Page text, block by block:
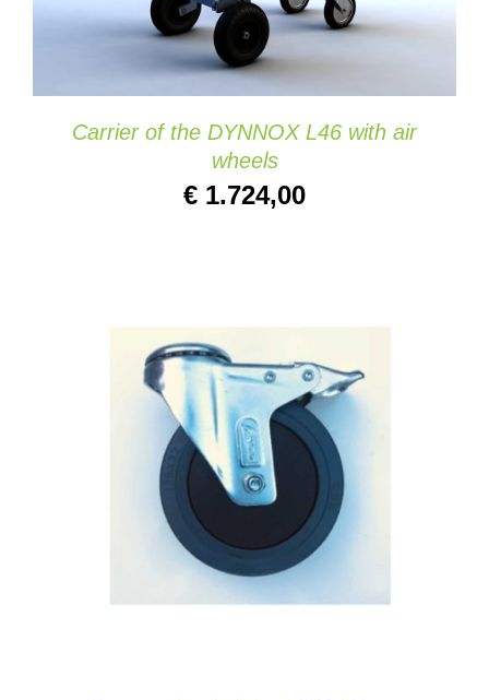
Carrier of the DYNNOX L46 with air
wheels
€ 1.724,00
AGGIUNGI AL CARRELLO